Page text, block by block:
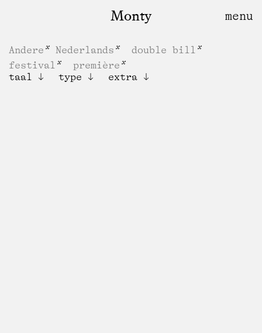
Monty
Andere Nederlands
double bill
festival
première
taal
type extra